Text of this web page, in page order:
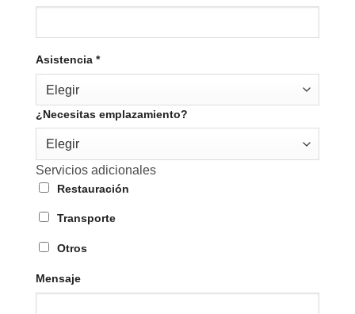
Asistencia *
Elegir
¿Necesitas emplazamiento?
Elegir
Servicios adicionales
Restauración
Transporte
Otros
Mensaje